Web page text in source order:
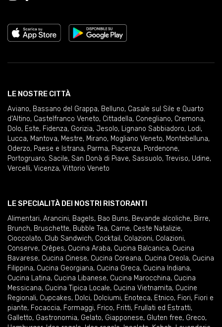
LE NOSTRE CITTÀ
Aviano, Bassano del Grappa, Belluno, Casale sul Sile e Quarto
d'Altino, Castelfranco Veneto, Cittadella, Conegliano, Cremona,
Dolo, Este, Fidenza, Gorizia, Jesolo, Lignano Sabbiadoro, Lodi,
Lucca, Mantova, Mestre, Mirano, Mogliano Veneto, Montebelluna,
Oderzo, Paese e Istrana, Parma, Piacenza, Pordenone,
Portogruaro, Sacile, San Donà di Piave, Sassuolo, Treviso, Udine,
Vercelli, Vicenza, Vittorio Veneto
LE SPECIALITÀ DEI NOSTRI RISTORANTI
Alimentari, Arancini, Bagels, Bao Buns, Bevande alcoliche, Birre,
Brunch, Bruschette, Bubble Tea, Carne, Ceste Natalizie,
Cioccolato, Club Sandwich, Cocktail , Colazioni, Colazioni,
Conserve, Crêpes, Cucina Araba, Cucina Balcanica, Cucina
Bavarese, Cucina Cinese, Cucina Coreana, Cucina Creola, Cucina
Filippina, Cucina Georgiana, Cucina Greca, Cucina Indiana,
Cucina Latina, Cucina Libanese, Cucina Marocchina, Cucina
Messicana, Cucina Tipica Locale, Cucina Vietnamita, Cucine
Regionali, Cupcakes, Dolci, Dolciumi, Enoteca, Etnico, Fiori, Fiori e
piante, Focaccia, Formaggi, Frico, Fritti, Frullati ed Estratti,
Galletto, Gastronomia, Gelato, Giapponese, Gluten free, Greco,